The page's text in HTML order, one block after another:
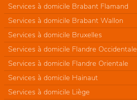
Services à domicile Brabant Flamand
Services à domicile Brabant Wallon
Services à domicile Bruxelles
Services à domicile Flandre Occidentale
Services à domicile Flandre Orientale
Services à domicile Hainaut
Services à domicile Liège